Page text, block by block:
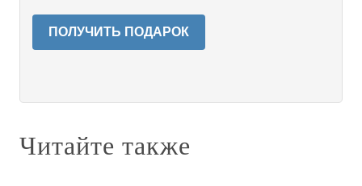
ПОЛУЧИТЬ ПОДАРОК
Читайте также